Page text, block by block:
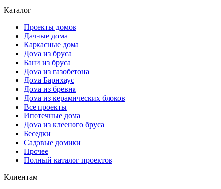
Каталог
Проекты домов
Дачные дома
Каркасные дома
Дома из бруса
Бани из бруса
Дома из газобетона
Дома Барнхаус
Дома из бревна
Дома из керамических блоков
Все проекты
Ипотечные дома
Дома из клееного бруса
Беседки
Садовые домики
Прочее
Полный каталог проектов
Клиентам